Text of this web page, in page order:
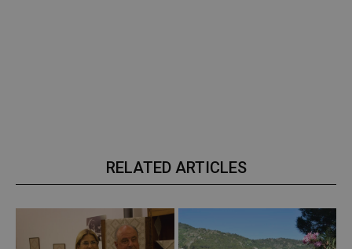
RELATED ARTICLES